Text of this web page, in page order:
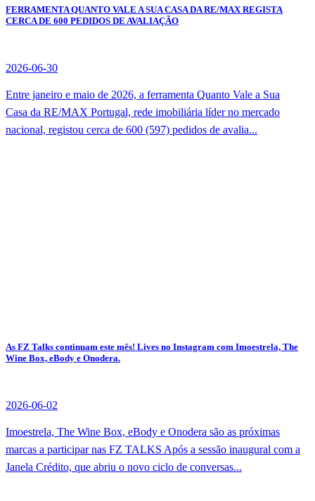
FERRAMENTA QUANTO VALE A SUA CASA DA RE/MAX REGISTA
CERCA DE 600 PEDIDOS DE AVALIAÇÃO
2026-06-30
Entre janeiro e maio de 2026, a ferramenta Quanto Vale a Sua
Casa da RE/MAX Portugal, rede imobiliária líder no mercado
nacional, registou cerca de 600 (597) pedidos de avalia...
As FZ Talks continuam este mês! Lives no Instagram com Imoestrela, The
Wine Box, eBody e Onodera.
2026-06-02
Imoestrela, The Wine Box, eBody e Onodera são as próximas
marcas a participar nas FZ TALKS Após a sessão inaugural com a
Janela Crédito, que abriu o novo ciclo de conversas...